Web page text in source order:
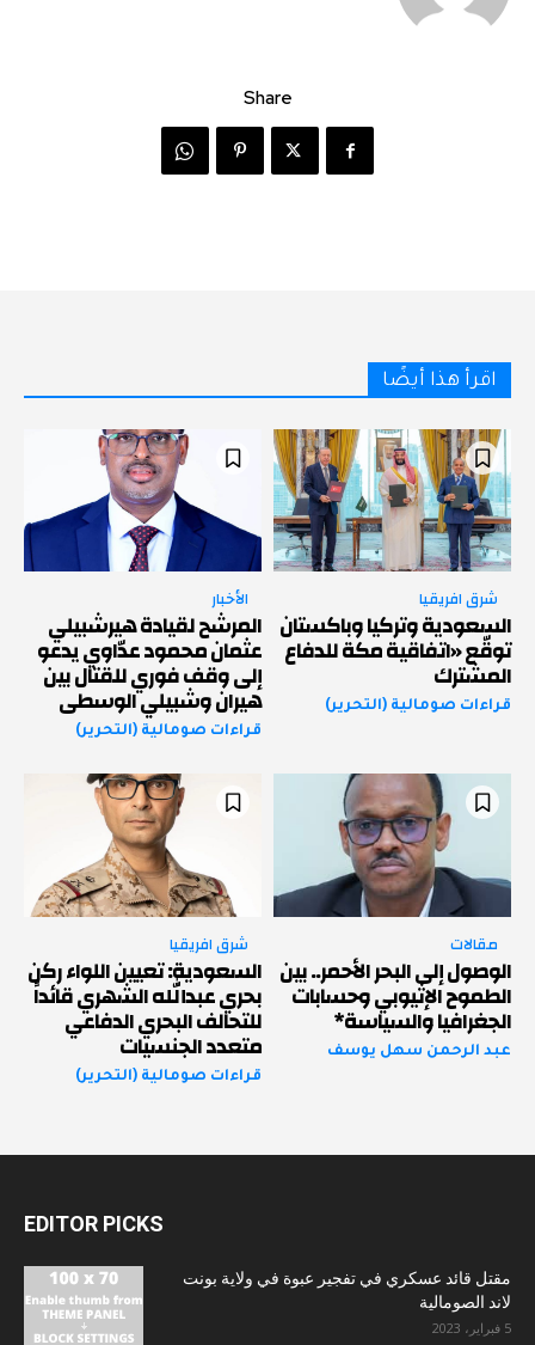
Share
اقرأ هذا أيضًا
شرق افريقيا
السعودية وتركيا وباكستان
توقّع «اتفاقية مكة للدفاع
المشترك
قراءات صومالية (التحرير)
الأخبار
المرشح لقيادة هيرشبيلي
عثمان محمود عدّاوي يدعو
إلى وقف فوري للقتال بين
هيران وشبيلي الوسطى
قراءات صومالية (التحرير)
مقالات
الوصول إلى البحر الأحمر.. بين
الطموح الإثيوبي وحسابات
الجغرافيا والسياسة*
عبد الرحمن سهل يوسف
شرق افريقيا
السعودية: تعيين اللواء ركن
بحري عبدالله الشهري قائداً
للتحالف البحري الدفاعي
متعدد الجنسيات
قراءات صومالية (التحرير)
EDITOR PICKS
مقتل قائد عسكري في تفجير عبوة في ولاية بونت
لاند الصومالية
5 فبراير، 2023